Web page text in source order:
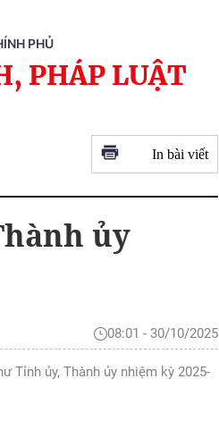
PHỦ
PHÁP LUẬT
In bài viết
ủy
08:01 - 30/10/2025
Tỉnh ủy, Thành ủy nhiệm kỳ 2025-